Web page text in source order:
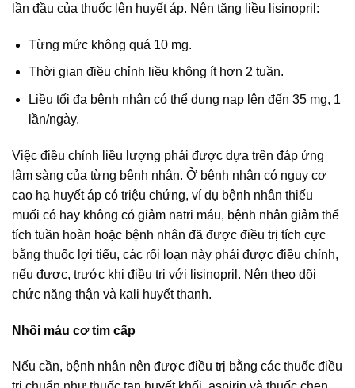
lần đầu của thuốc lên huyết áp. Nên tăng liều lisinopril:
Từng mức không quá 10 mg.
Thời gian điều chỉnh liều không ít hơn 2 tuần.
Liều tối đa bệnh nhân có thể dung nạp lên đến 35 mg, 1
lần/ngày.
Việc điều chỉnh liều lượng phải được dựa trên đáp ứng
lâm sàng của từng bệnh nhân. Ở bệnh nhân có nguy cơ
cao hạ huyết áp có triệu chứng, ví dụ bệnh nhân thiếu
muối có hay không có giảm natri máu, bệnh nhân giảm thể
tích tuần hoàn hoặc bệnh nhân đã được điều trị tích cực
bằng thuốc lợi tiểu, các rối loạn này phải được điều chỉnh,
nếu được, trước khi điều trị với lisinopril. Nên theo dõi
chức năng thận và kali huyết thanh.
Nhồi máu cơ tim cấp
Nếu cần, bệnh nhân nên được điều trị bằng các thuốc điều